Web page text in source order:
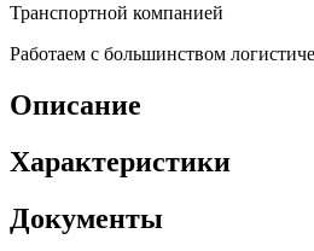
Транспортной компанией
Работаем с большинством
Описание
Характеристики
Документы